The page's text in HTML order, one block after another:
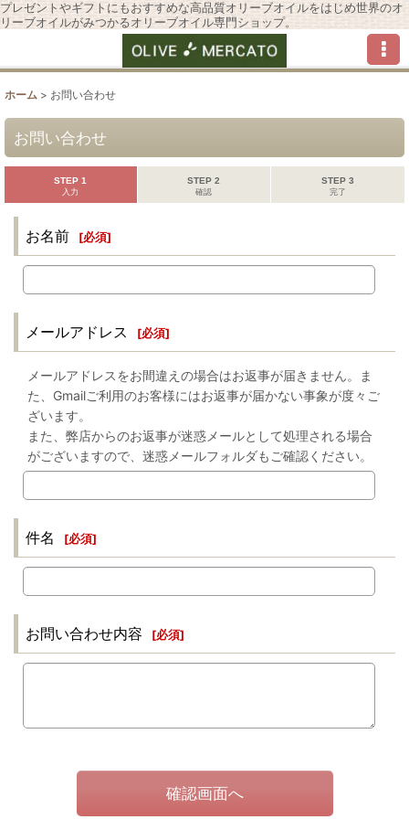
プレゼントやギフトにもおすすめな高品質オリーブオイルをはじめ世界のオ
リーブオイルがみつかるオリーブオイル専門ショップ。
ホーム > お問い合わせ
お問い合わせ
STEP 1
入力
STEP 2
確認
STEP 3
完了
お名前 [必須]
メールアドレス [必須]
メールアドレスをお間違えの場合はお返事が届きません。ま
た、Gmailご利用のお客様にはお返事が届かない事象が度々ご
ざいます。
また、弊店からのお返事が迷惑メールとして処理される場合
がございますので、迷惑メールフォルダもご確認ください。
件名 [必須]
お問い合わせ内容 [必須]
確認画面へ